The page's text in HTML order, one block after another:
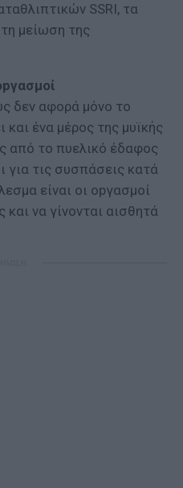
SSRI, τα
μείωση της
δεν αφορά μόνο το
ένα μέρος της μυϊκής
από το πυελικό έδαφος
για τις συσπάσεις κατά
είναι οι οpγασμοί
να γίνονται αισθητά